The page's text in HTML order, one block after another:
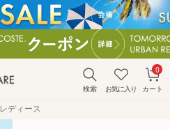
検索 お気に入り カート
0
レディース